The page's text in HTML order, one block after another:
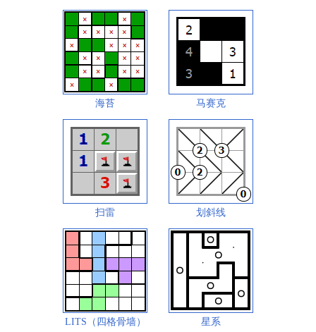
海苔 马赛克
扫雷 划斜线
LITS（四格骨墙） 星系